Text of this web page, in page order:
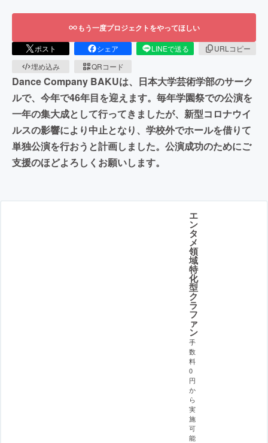
もう一度プロジェクトをやってほしい
ポスト シェア LINEで送る
URLコピー
埋め込み
QRコード
Dance Company BAKUは、日本大学芸術学部のサーク
ルで、今年で46年目を迎えます。毎年学園祭での公演を
一年の集大成として行ってきましたが、新型コロナウイ
ルスの影響により中止となり、学校外でホールを借りて
単独公演を行おうと計画しました。公演成功のためにご
支援のほどよろしくお願いします。
エ
ン
タ
メ
領
域
特
化
型
ク
ラ
フ
ァ
ン
手
数
料
0
円
か
ら
実
施
可
能